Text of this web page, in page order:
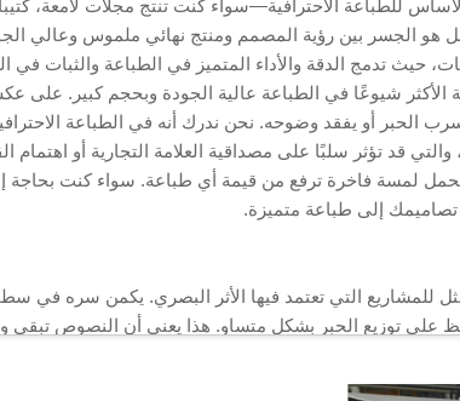
للطباعة الاحترافية—سواء كنت تنتج مجلات لامعة،
الجسر بين رؤية المصمم ومنتج نهائي ملموس وعالي
حيث تدمج الدقة والأداء المتميز في الطباعة والثبات
شيوعًا في الطباعة عالية الجودة وبحجم كبير. على
يتسرب الحبر أو يفقد وضوحه. نحن ندرك أنه في الطباعة
قد تؤثر سلبًا على مصداقية العلامة التجارية أو
لمسة فاخرة ترفع من قيمة أي طباعة. سواء كنت بحاجة
تصاميمك إلى طباعة متميزة.
للمشاريع التي تعتمد فيها الأثر البصري. يكمن سره
على توزيع الحبر بشكل متساوٍ. هذا يعني أن النصوص تبقى
تبدو الصور باهتة أو يصعب قراءة النصوص، وتحرص ورقتنا